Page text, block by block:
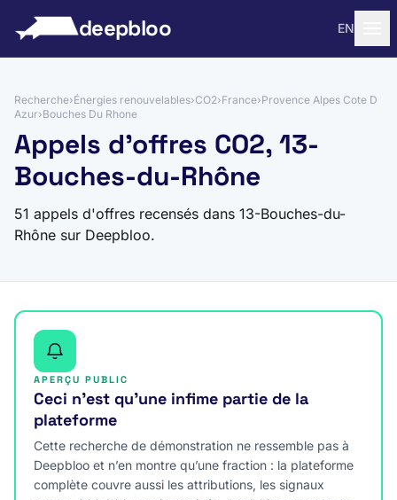
deepbloo EN
Recherche›Énergies renouvelables›CO2›France›Provence Alpes Cote D
Azur›Bouches Du Rhone
Appels d'offres CO2, 13-
Bouches-du-Rhône
51 appels d'offres recensés dans 13-Bouches-du-
Rhône sur Deepbloo.
APERÇU PUBLIC
Ceci n’est qu’une infime partie de la
plateforme
Cette recherche de démonstration ne ressemble pas à
Deepbloo et n’en montre qu’une fraction : la plateforme
complète couvre aussi les attributions, les signaux